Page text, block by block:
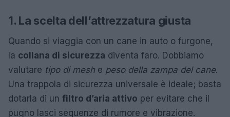
1. La scelta dell’attrezzatura giusta
Quando si viaggia con un cane in auto o furgone,
la collana di sicurezza diventa faro. Dobbiamo
valutare tipo di mesh e peso della zampa del cane.
Una trappola di sicurezza universale è ideale; basta
dotarla di un filtro d’aria attivo per evitare che il
pugno lasci sequenze di rumore e vibrazione.